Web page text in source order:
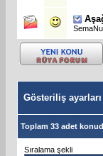
Gösteriliş ayarları
Toplam 33 adet
Sıralama şekli